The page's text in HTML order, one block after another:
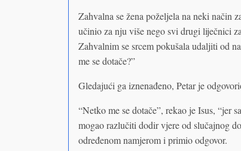
Zahvalna se žena poželjela na neki
učinio za nju više nego svi drugi liječnici
Zahvalnim se srcem pokušala udaljiti od
me se dotače?”
Gledajući ga iznenađeno, Petar je
“Netko me se dotače”, rekao je Isus, “jer
mogao razlučiti dodir vjere od slučajnog
određenom namjerom i primio odgovor.